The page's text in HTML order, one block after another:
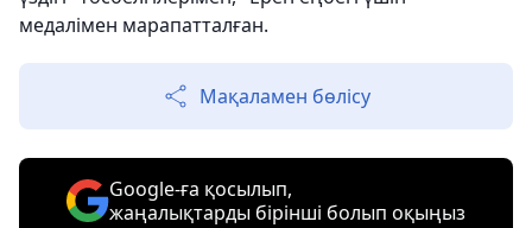
медалімен марапатталған.
Мақаламен бөлісу
Google-ға қосылып,
жаңалықтарды бірінші болып оқыңыз